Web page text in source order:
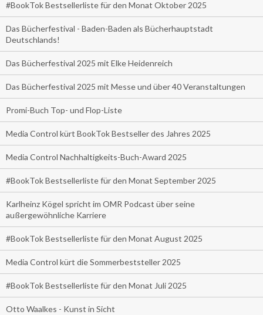
#BookTok Bestsellerliste für den Monat Oktober 2025
Das Bücherfestival - Baden-Baden als Bücherhauptstadt
Deutschlands!
Das Bücherfestival 2025 mit Elke Heidenreich
Das Bücherfestival 2025 mit Messe und über 40 Veranstaltungen
Promi-Buch Top- und Flop-Liste
Media Control kürt BookTok Bestseller des Jahres 2025
Media Control Nachhaltigkeits-Buch-Award 2025
#BookTok Bestsellerliste für den Monat September 2025
Karlheinz Kögel spricht im OMR Podcast über seine
außergewöhnliche Karriere
#BookTok Bestsellerliste für den Monat August 2025
Media Control kürt die Sommerbeststeller 2025
#BookTok Bestsellerliste für den Monat Juli 2025
Otto Waalkes - Kunst in Sicht